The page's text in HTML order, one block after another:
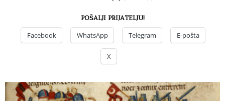
POŠALJI PRIJATELJU!
Facebook WhatsApp Telegram E-pošta
X